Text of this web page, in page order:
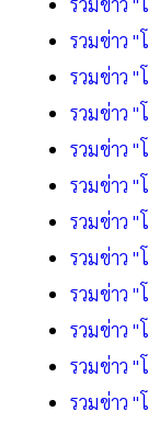
รวมข่าว
รวมข่าว
รวมข่าว
รวมข่าว
รวมข่าว
รวมข่าว
รวมข่าว
รวมข่าว
รวมข่าว
รวมข่าว
รวมข่าว